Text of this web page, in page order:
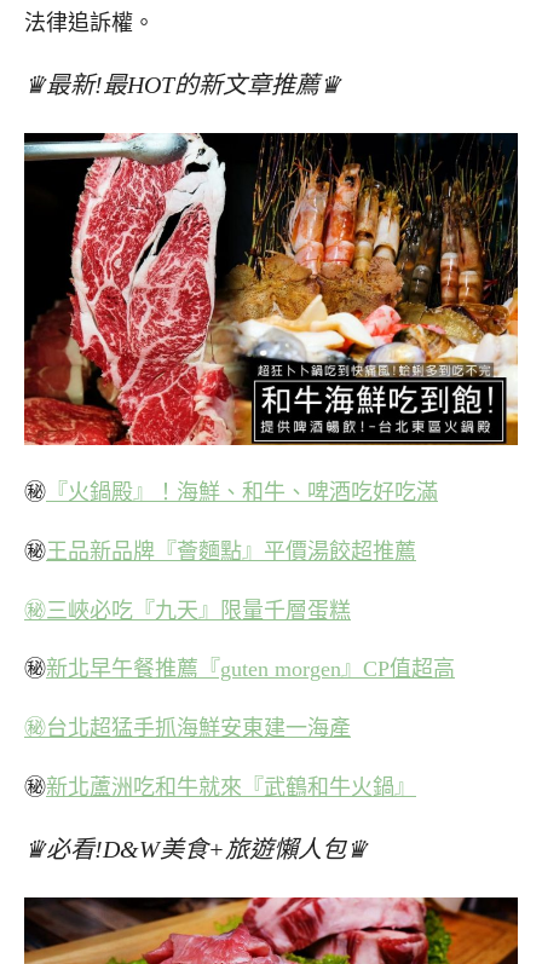
法律追訴權。
♛最新!最HOT的新文章推薦♛
㊙ 『火鍋殿』！海鮮、和牛、啤酒吃好吃滿
㊙王品新品牌『薈麵點』平價湯餃超推薦
㊙三峽必吃『九天』限量千層蛋糕
㊙新北早午餐推薦『guten morgen』CP值超高
㊙台北超猛手抓海鮮安東建一海產
㊙新北蘆洲吃和牛就來『武鶴和牛火鍋』
♛必看!D&W美食+旅遊懶人包♛